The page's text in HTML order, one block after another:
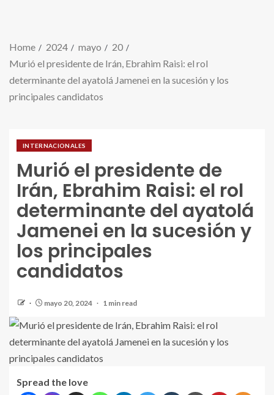
Home 2024 mayo
20
Murió el presidente de Irán, Ebrahim Raisi: el rol
determinante del ayatolá Jamenei en la sucesión y los
principales candidatos
INTERNACIONALES
Murió el presidente de
Irán, Ebrahim Raisi: el rol
determinante del ayatolá
Jamenei en la sucesión y
los principales
candidatos
mayo 20, 2024 1 min read
Spread the love